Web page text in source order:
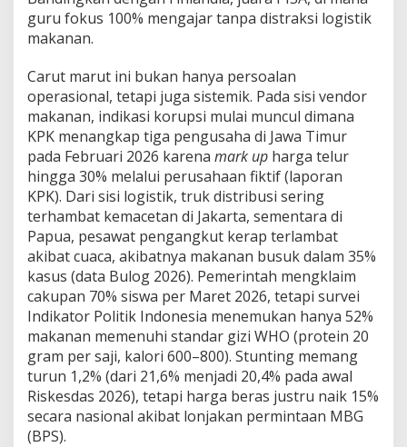
guru fokus 100% mengajar tanpa distraksi logistik
makanan.
Carut marut ini bukan hanya persoalan
operasional, tetapi juga sistemik. Pada sisi vendor
makanan, indikasi korupsi mulai muncul dimana
KPK menangkap tiga pengusaha di Jawa Timur
pada Februari 2026 karena mark up harga telur
hingga 30% melalui perusahaan fiktif (laporan
KPK). Dari sisi logistik, truk distribusi sering
terhambat kemacetan di Jakarta, sementara di
Papua, pesawat pengangkut kerap terlambat
akibat cuaca, akibatnya makanan busuk dalam 35%
kasus (data Bulog 2026). Pemerintah mengklaim
cakupan 70% siswa per Maret 2026, tetapi survei
Indikator Politik Indonesia menemukan hanya 52%
makanan memenuhi standar gizi WHO (protein 20
gram per saji, kalori 600–800). Stunting memang
turun 1,2% (dari 21,6% menjadi 20,4% pada awal
Riskesdas 2026), tetapi harga beras justru naik 15%
secara nasional akibat lonjakan permintaan MBG
(BPS).